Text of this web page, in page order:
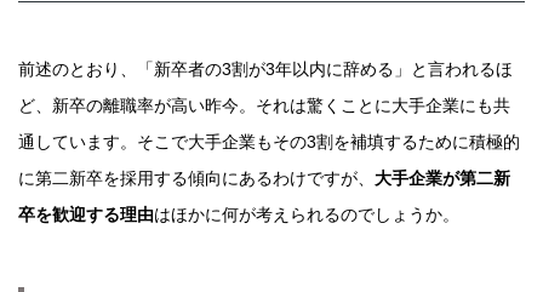
前述のとおり、「新卒者の3割が3年以内に辞める」と言われるほ
ど、新卒の離職率が高い昨今。それは驚くことに大手企業にも共
通しています。そこで大手企業もその3割を補填するために積極的
に第二新卒を採用する傾向にあるわけですが、 大手企業が第二新
卒を歓迎する理由はほかに何が考えられるのでしょうか。